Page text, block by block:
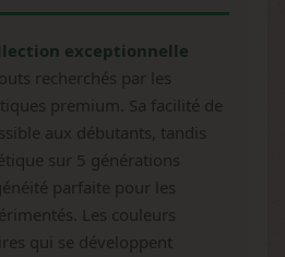
exceptionnelle
recherchés par les
premium. Sa facilité de
aux débutants, tandis
sur 5 générations
parfaite pour les
Les couleurs
qui se développent